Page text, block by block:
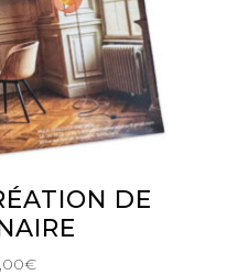
PANIER
DE
€